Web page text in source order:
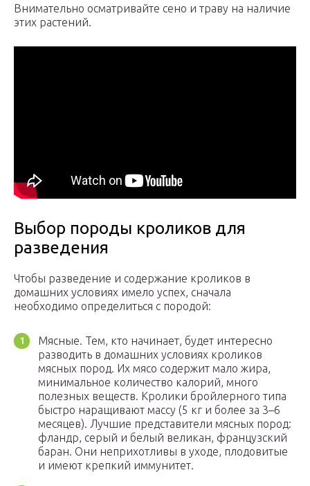
Внимательно осматривайте сено и траву на наличие
этих растений.
Выбор породы кроликов для
разведения
Чтобы разведение и содержание кроликов в
домашних условиях имело успех, сначала
необходимо определиться с породой:
Мясные. Тем, кто начинает, будет интересно
разводить в домашних условиях кроликов
мясных пород. Их мясо содержит мало жира,
минимальное количество калорий, много
полезных веществ. Кролики бройлерного типа
быстро наращивают массу (5 кг и более за 3–6
месяцев). Лучшие представители мясных пород:
фландр, серый и белый великан, французский
баран. Они неприхотливы в уходе, плодовитые
и имеют крепкий иммунитет.